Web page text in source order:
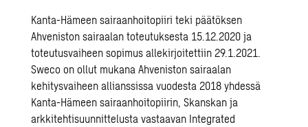
Kanta-Hämeen sairaanhoitopiiri teki päätöksen
Ahveniston sairaalan toteutuksesta 15.12.2020 ja
toteutusvaiheen sopimus allekirjoitettiin 29.1.2021.
Sweco on ollut mukana Ahveniston sairaalan
kehitysvaiheen allianssissa vuodesta 2018 yhdessä
Kanta-Hämeen sairaanhoitopiirin, Skanskan ja
arkkitehtisuunnittelusta vastaavan Integrated